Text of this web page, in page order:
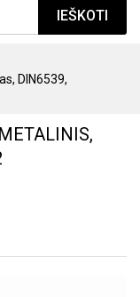
IEŠKOTI
DIN6539,